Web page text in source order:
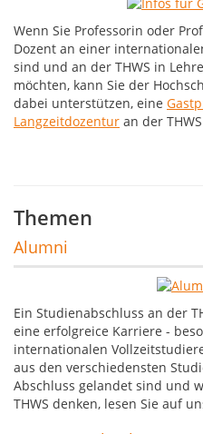
Wenn Sie Professorin oder
Dozent an einer
sind und an der THWS in
möchten, kann Sie der
dabei unterstützen, eine
Langzeitdozentur an der
Themen
Alumni
Ein Studienabschluss an der
eine erfolgreice Karriere -
internationalen
aus den verschiedensten
Abschluss gelandet sind und
THWS denken, lesen Sie auf